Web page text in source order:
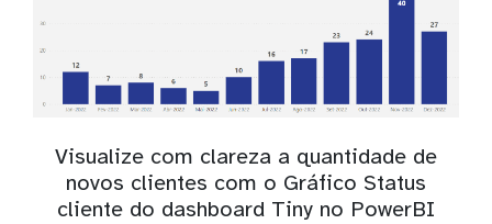
Visualize com clareza a quantidade de
novos clientes com o Gráfico Status
cliente do dashboard Tiny no PowerBI